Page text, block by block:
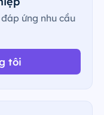
ứng nhu cầu
tôi